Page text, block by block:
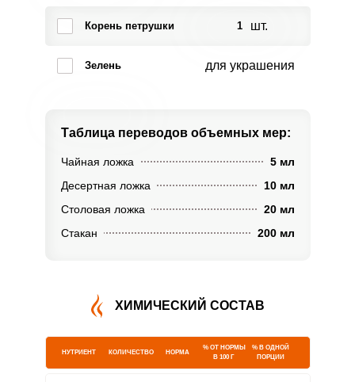
Корень петрушки 1 шт.
Зелень для украшения
Таблица переводов объемных мер:
Чайная ложка
5 мл
Десертная ложка
10 мл
Столовая ложка
20 мл
Стакан
200 мл
ХИМИЧЕСКИЙ СОСТАВ
НУТРИЕНТ КОЛИЧЕСТВО НОРМА
% ОТ НОРМЫ
В 100 Г
% В ОДНОЙ
ПОРЦИИ